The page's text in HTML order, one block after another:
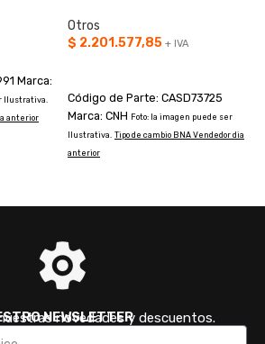
Marca:
Ilustrativa.
anterior
Otros
$ 2.201.577,85 + IVA
Código de Parte: CASD73725
Marca: CNH Foto: la imagen puede ser
Ilustrativa. Tipo de cambio BNA Vendedor dia
anterior
NEWSLETTER
novedades y descuentos.